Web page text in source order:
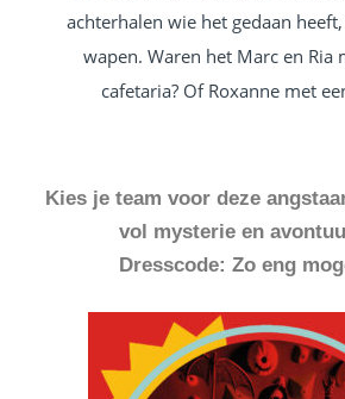
achterhalen wie het gedaan
wapen. Waren het Marc en Ria
cafetaria? Of Roxanne met
Kies je team voor deze
vol mysterie en
Dresscode: Zo eng